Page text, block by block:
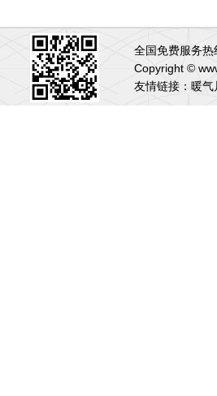
全国免费服务
Copyright ©
友情链接： 暖气